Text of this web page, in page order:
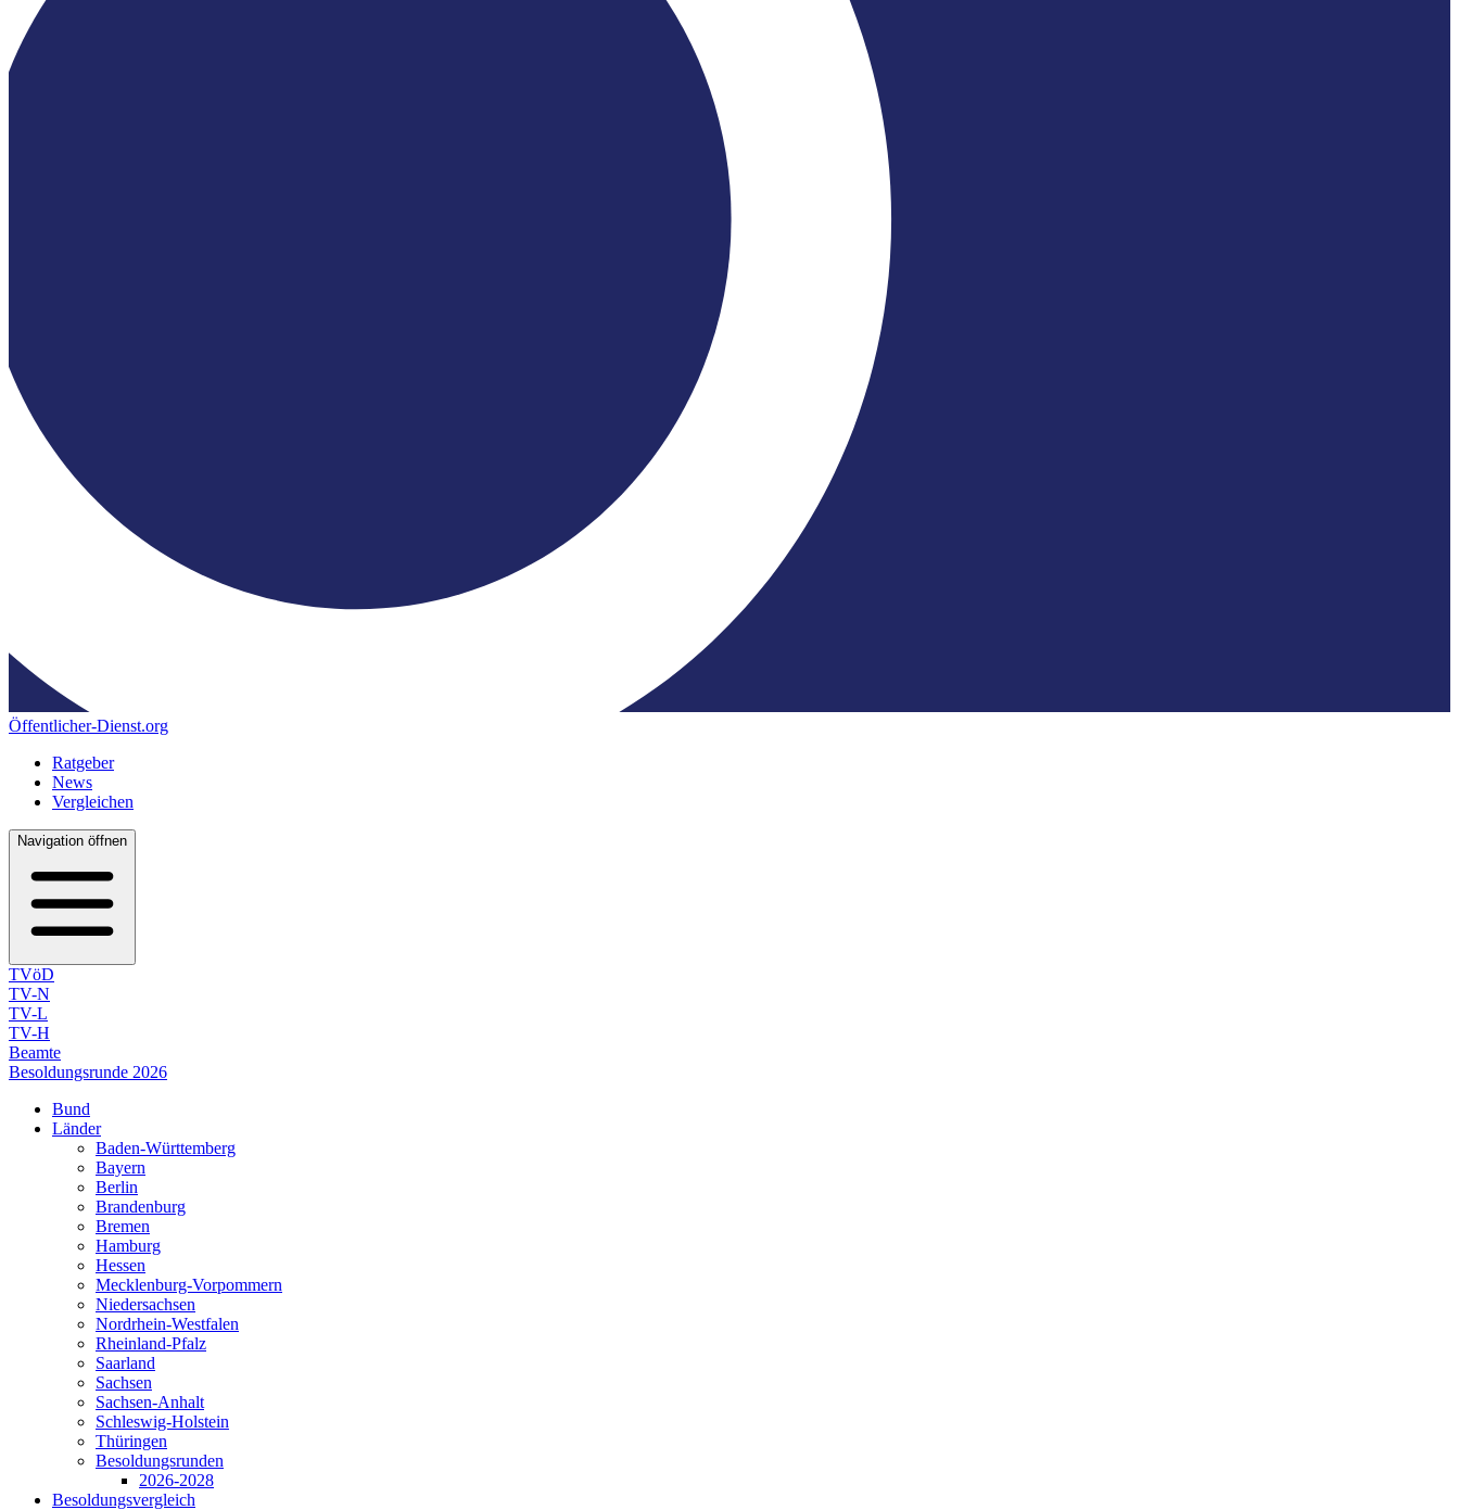
Öffentlicher-Dienst.org
Ratgeber
News
Vergleichen
Navigation öffnen
TVöD
TV-N
TV-L
TV-H
Beamte
Besoldungsrunde 2026
Bund
Länder
Baden-Württemberg
Bayern
Berlin
Brandenburg
Bremen
Hamburg
Hessen
Mecklenburg-Vorpommern
Niedersachsen
Nordrhein-Westfalen
Rheinland-Pfalz
Saarland
Sachsen
Sachsen-Anhalt
Schleswig-Holstein
Thüringen
Besoldungsrunden
2026-2028
Besoldungsvergleich